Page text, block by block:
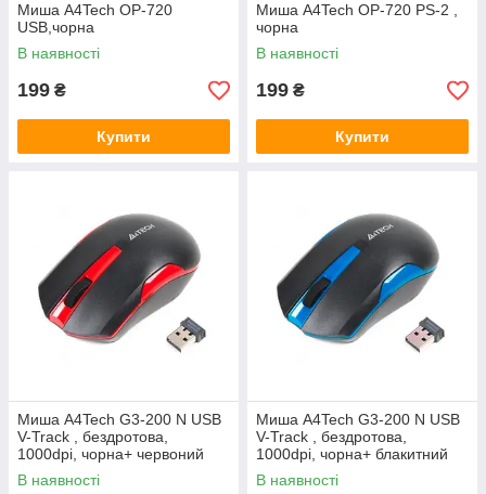
Миша A4Tech OP-720
USB,чорна
В наявності
199 ₴
Купити
Миша A4Tech OP-720 PS-2 ,
чорна
В наявності
199 ₴
Купити
Миша A4Tech G3-200 N USB
V-Track , бездротова,
1000dpi, чорна+ червоний
В наявності
Миша A4Tech G3-200 N USB
V-Track , бездротова,
1000dpi, чорна+ блакитний
В наявності